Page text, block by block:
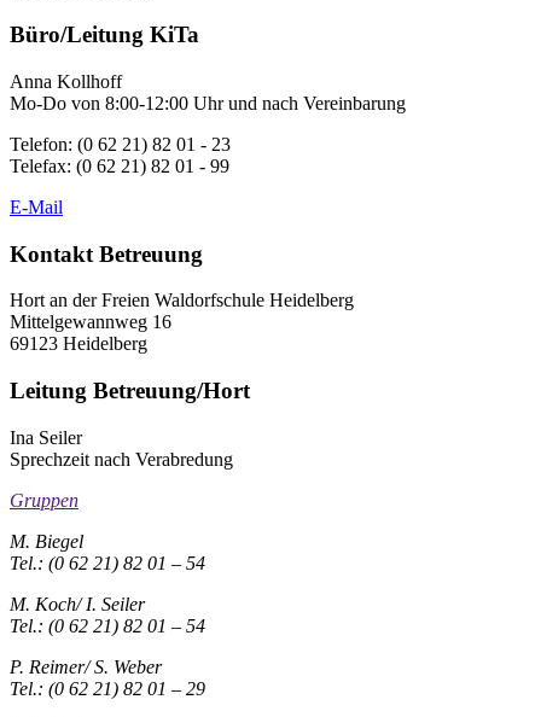
Büro/Leitung KiTa
Anna Kollhoff
Mo-Do von 8:00-12:00 Uhr und nach Vereinbarung
Telefon: (0 62 21) 82 01 - 23
Telefax: (0 62 21) 82 01 - 99
E-Mail
Kontakt Betreuung
Hort an der Freien Waldorfschule Heidelberg
Mittelgewannweg 16
69123 Heidelberg
Leitung Betreuung/Hort
Ina Seiler
Sprechzeit nach Verabredung
Gruppen
M. Biegel
Tel.: (0 62 21) 82 01 – 54
M. Koch/ I. Seiler
Tel.: (0 62 21) 82 01 – 54
P. Reimer/ S. Weber
Tel.: (0 62 21) 82 01 – 29